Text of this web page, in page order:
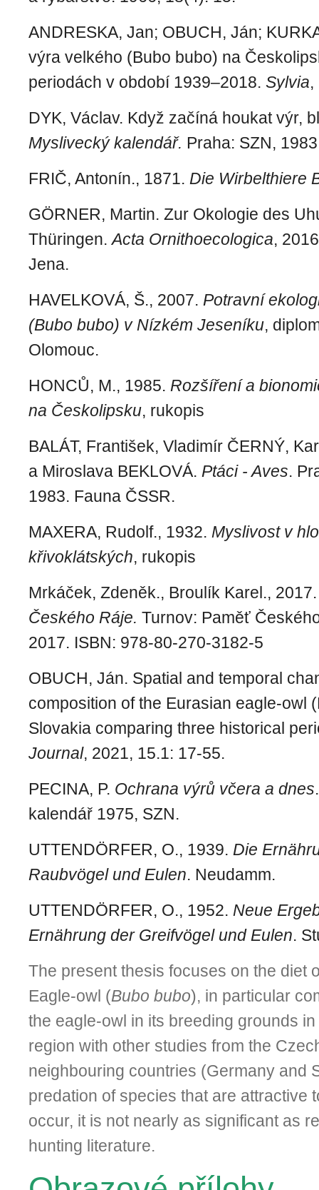
ANDRESKA, Jan; OBUCH, Ján;
výra velkého (Bubo bubo) na
periodách v období 1939–2018. Sylvia,
DYK, Václav. Když začíná houkat výr,
Myslivecký kalendář. Praha: SZN,
FRIČ, Antonín., 1871. Die Wirbelthiere
GÖRNER, Martin. Zur Okologie des
Thüringen.Acta Ornithoecologica,
Jena.
HAVELKOVÁ, Š., 2007. Potravní
(Bubo bubo) v Nízkém Jeseníku,
Olomouc.
HONCŮ, M., 1985. Rozšíření a
na Českolipsku, rukopis
BALÁT, František, Vladimír ČERNÝ,
a Miroslava BEKLOVÁ. Ptáci - Aves.
1983. Fauna ČSSR.
MAXERA, Rudolf., 1932. Myslivost v
křivoklátských, rukopis
Mrkáček, Zdeněk., Broulík Karel.,
Českého Ráje. Turnov: Paměť
2017. ISBN: 978-80-270-3182-5
OBUCH, Ján. Spatial and temporal
composition of the Eurasian eagle-owl
Slovakia comparing three historical
Journal, 2021, 15.1: 17-55.
PECINA, P. Ochrana výrů včera a dnes
kalendář 1975, SZN.
UTTENDÖRFER, O., 1939. Die
Raubvögel und Eulen. Neudamm.
UTTENDÖRFER, O., 1952. Neue
Ernährung der Greifvögel und Eulen.
The present thesis focuses on the diet
Eagle-owl (Bubo bubo), in particular
the eagle-owl in its breeding grounds
region with other studies from the
neighbouring countries (Germany and
predation of species that are attractive
occur, it is not nearly as significant as
hunting literature.